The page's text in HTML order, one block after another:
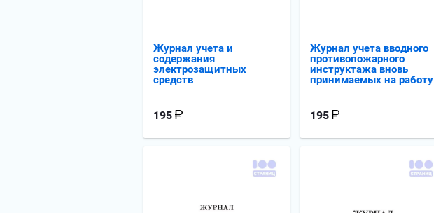
Журнал учета и
содержания
электрозащитных
средств
195
Журнал учета вводного
противопожарного
инструктажа вновь
принимаемых на работу
195